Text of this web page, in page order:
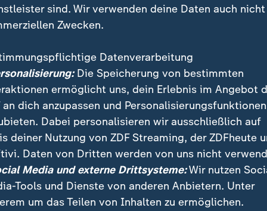
| heute
Wirtschaft zeigt
robuster"
1:06
Nachrichten | heute
Unbegleitete Kinder und
Jugendliche in Ceuta
Video 1:25
sind. Wir verwenden deine Daten auch nicht
Zwecken.
Datenverarbeitung
Die Speicherung von bestimmten
ermöglicht uns, dein Erlebnis im Angebot
an dich anzupassen und Personalisierungsfunktionen
Dabei personalisieren wir ausschließlich auf
deiner Nutzung von ZDF Streaming, der ZDFheute
Daten von Dritten werden von uns nicht
Media und externe Drittsysteme:Wir nutzen
Tools und Dienste von anderen Anbietern. Unter
um das Teilen von Inhalten zu ermöglichen.